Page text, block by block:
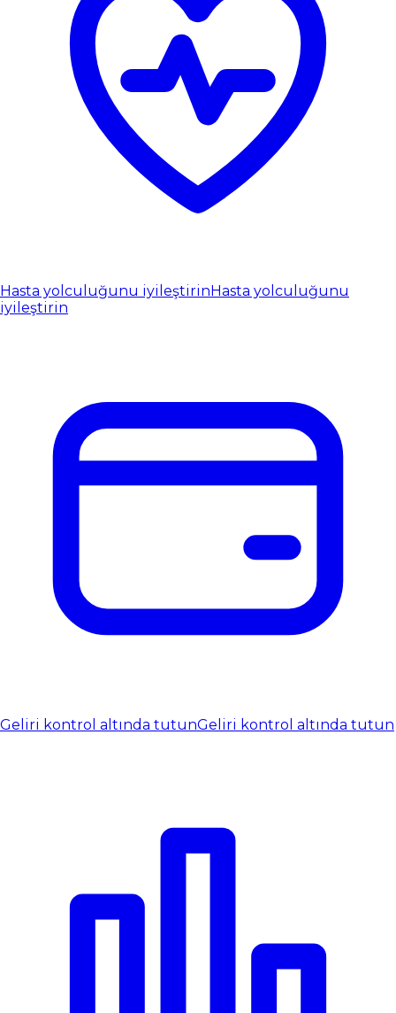
Hasta yolculuğunu iyileştirinHasta yolculuğunu
iyileştirin
Geliri kontrol altında tutunGeliri kontrol altında tutun